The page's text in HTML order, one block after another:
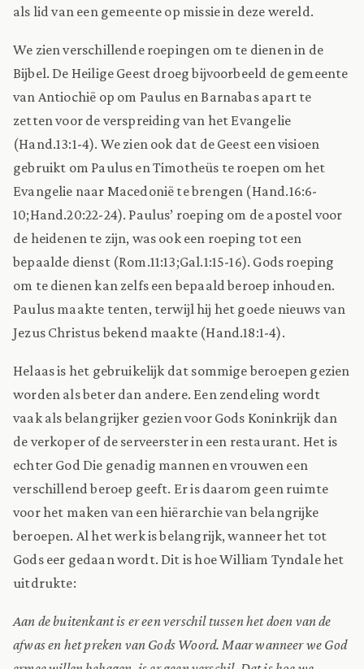
als lid van een gemeente op missie in deze wereld.
We zien verschillende roepingen om te dienen in de
Bijbel. De Heilige Geest droeg bijvoorbeeld de gemeente
van Antiochië op om Paulus en Barnabas apart te
zetten voor de verspreiding van het Evangelie
(Hand.13:1-4). We zien ook dat de Geest een visioen
gebruikt om Paulus en Timotheüs te roepen om het
Evangelie naar Macedonië te brengen (Hand.16:6-
10;Hand.20:22-24). Paulus’ roeping om de apostel voor
de heidenen te zijn, was ook een roeping tot een
bepaalde dienst (Rom.11:13;Gal.1:15-16). Gods roeping
om te dienen kan zelfs een bepaald beroep inhouden.
Paulus maakte tenten, terwijl hij het goede nieuws van
Jezus Christus bekend maakte (Hand.18:1-4).
Helaas is het gebruikelijk dat sommige beroepen gezien
worden als beter dan andere. Een zendeling wordt
vaak als belangrijker gezien voor Gods Koninkrijk dan
de verkoper of de serveerster in een restaurant. Het is
echter God Die genadig mannen en vrouwen een
verschillend beroep geeft. Er is daarom geen ruimte
voor het maken van een hiërarchie van belangrijke
beroepen. Al het werk is belangrijk, wanneer het tot
Gods eer gedaan wordt. Dit is hoe William Tyndale het
uitdrukte:
Aan de buitenkant is er een verschil tussen het doen van de
afwas en het preken van Gods Woord. Maar wanneer we God